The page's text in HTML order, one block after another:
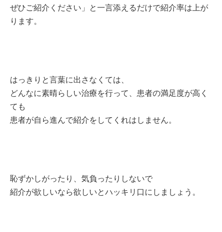
ぜひご紹介ください」と一言添えるだけで紹介率は上が
ります。
はっきりと言葉に出さなくては、
どんなに素晴らしい治療を行って、患者の満足度が高く
ても
患者が自ら進んで紹介をしてくれはしません。
恥ずかしがったり、気負ったりしないで
紹介が欲しいなら欲しいとハッキリ口にしましょう。